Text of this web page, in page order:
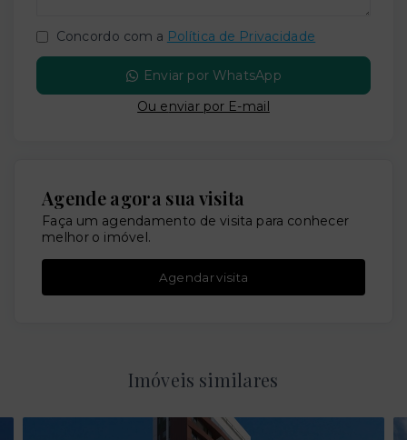
Concordo com a Política de Privacidade
Enviar por WhatsApp
Ou enviar por E-mail
Agende agora sua visita
Faça um agendamento de visita para conhecer
melhor o imóvel.
Agendar visita
Imóveis similares